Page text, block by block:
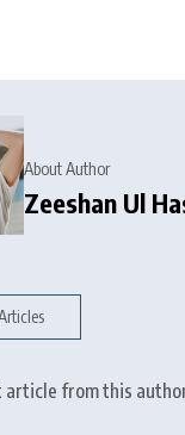
About Author
Zeeshan Ul
article from this